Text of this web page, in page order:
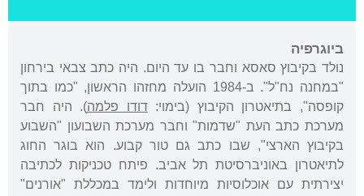
ביוגרפיה
נולד בקיבוץ סאסא וחבר בו עד היום. היה כתב צבאי בירחון
"במחנה נח"ל". ב-1984 הועלה מחזהו הראשון, "כמו בתוך
קופסה", בתיאטרון הקיבוץ (בימוי:דודו פלמה). היה חבר
מערכת כתב העת "שדמות" וחבר מערכת השבועון "השבוע
בקיבוץ הארצי", שבו כתב גם טור קבוע. הוא בוגר החוג
לתיאטרון באוניברסיטת תל אביב. פיתח טכניקות לכתיבה
יצירתית עם אוכלוסיות מיוחדות ולימד במכללת "אורנים"